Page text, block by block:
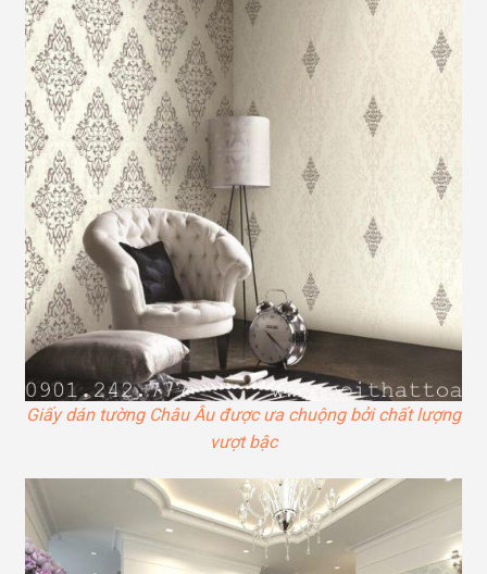
Giấy dán tường Châu Âu được ưa chuộng bởi chất lượng
vượt bậc